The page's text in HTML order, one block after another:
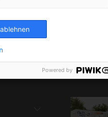
Powered by